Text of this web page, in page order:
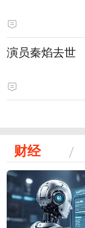
演员秦焰去世
财经